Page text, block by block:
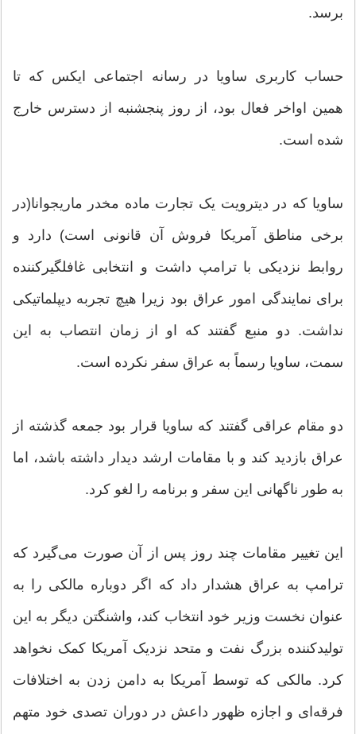
برسد.
حساب کاربری ساویا در رسانه اجتماعی ایکس که تا
همین اواخر فعال بود، از روز پنجشنبه از دسترس خارج
شده است.
ساویا که در دیترویت یک تجارت ماده مخدر ماریجوانا(در
برخی مناطق آمریکا فروش آن قانونی است) دارد و
روابط نزدیکی با ترامپ داشت و انتخابی غافلگیرکننده
برای نمایندگی امور عراق بود زیرا هیچ تجربه دیپلماتیکی
نداشت. دو منبع گفتند که او از زمان انتصاب به این
سمت، ساویا رسماً به عراق سفر نکرده است.
دو مقام عراقی گفتند که ساویا قرار بود جمعه گذشته از
عراق بازدید کند و با مقامات ارشد دیدار داشته باشد، اما
به طور ناگهانی این سفر و برنامه را لغو کرد.
این تغییر مقامات چند روز پس از آن صورت می‌گیرد که
ترامپ به عراق هشدار داد که اگر دوباره مالکی را به
عنوان نخست وزیر خود انتخاب کند، واشنگتن دیگر به این
تولیدکننده بزرگ نفت و متحد نزدیک آمریکا کمک نخواهد
کرد. مالکی که توسط آمریکا به دامن زدن به اختلافات
فرقه‌ای و اجازه ظهور داعش در دوران تصدی خود متهم